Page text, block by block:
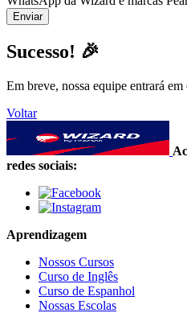
Sucesso! 🎉
Em breve, nossa equipe entrará
Voltar
redes sociais:
Aprendizagem
Nossos Cursos
Curso de Inglês
Curso de Espanhol
Nossas Escolas